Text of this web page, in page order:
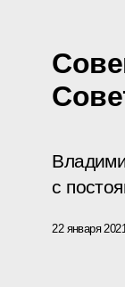
с
22 января